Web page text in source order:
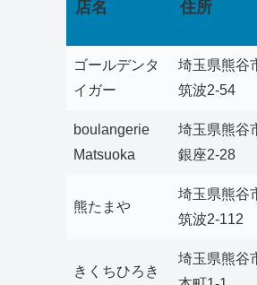
店名 住所
ゴールデンタ
イガー
埼玉県熊谷
筑波2-54
boulangerie
Matsuoka
埼玉県熊谷
銀座2-28
熊たまや
埼玉県熊谷
筑波2-112
きくちひろき
埼玉県熊谷